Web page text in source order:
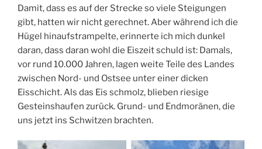
Damit, dass es auf der Strecke so viele Steigungen
gibt, hatten wir nicht gerechnet. Aber während ich die
Hügel hinaufstrampelte, erinnerte ich mich dunkel
daran, dass daran wohl die Eiszeit schuld ist: Damals,
vor rund 10.000 Jahren, lagen weite Teile des Landes
zwischen Nord- und Ostsee unter einer dicken
Eisschicht. Als das Eis schmolz, blieben riesige
Gesteinshaufen zurück. Grund- und Endmoränen, die
uns jetzt ins Schwitzen brachten.